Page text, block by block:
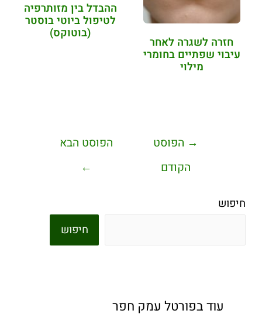
חזרה לשגרה לאחר
עיבוי שפתיים בחומרי
מילוי
ההבדל בין מזותרפיה
לטיפול ביוטי בוסטר
(בוטוקס)
→ הפוסט
הקודם
הפוסט הבא
←
חיפוש
חיפוש
עוד בפורטל עמק חפר